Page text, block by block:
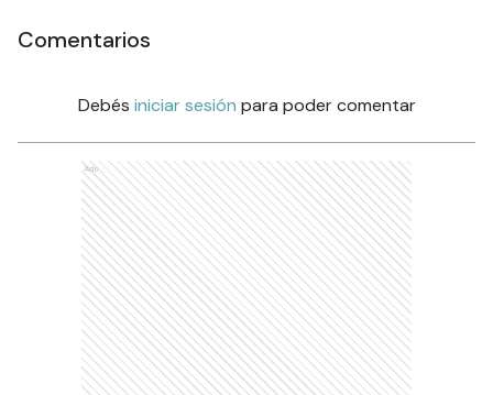
Comentarios
Debés iniciar sesión para poder comentar
Ads